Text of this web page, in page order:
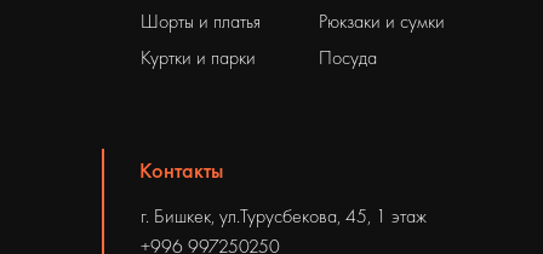
Контакты
г. Бишкек, ул.Турусбекова, 45, 1 этаж
+996 997250250
Рюкзаки и сумки
Куртки и парки
Шорты и платья
Посуда